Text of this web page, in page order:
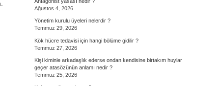
Ağustos 4, 2026
Yönetim kurulu üyeleri nelerdir ?
Temmuz 29, 2026
Kök hücre tedavisi için hangi bölüme gidilir ?
Temmuz 27, 2026
Kişi kiminle arkadaşlık ederse ondan kendisine birtakım huylar
geçer atasözünün anlamı nedir ?
Temmuz 25, 2026